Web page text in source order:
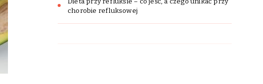
chorobie refluksowej